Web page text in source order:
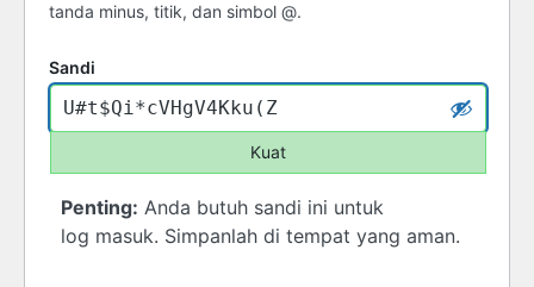
tanda minus, titik, dan simbol @.
Sandi
Kuat
Penting: Anda butuh sandi ini untuk
log masuk. Simpanlah di tempat yang aman.